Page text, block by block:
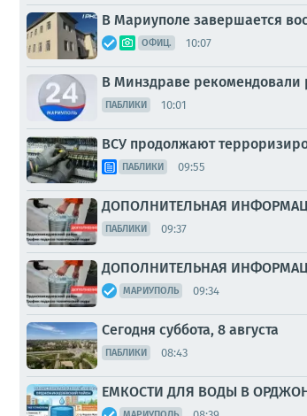
В Мариуполе завершается
ОФИЦ. 10:07
В Минздраве рекомендовали
ПАБЛИКИ 10:01
ВСУ продолжают
ПАБЛИКИ 09:55
ДОПОЛНИТЕЛЬНАЯ
ПАБЛИКИ 09:37
ДОПОЛНИТЕЛЬНАЯ
МАРИУПОЛЬ 09:34
Сегодня суббота, 8 августа
ПАБЛИКИ 08:43
ЕМКОСТИ ДЛЯ ВОДЫ В